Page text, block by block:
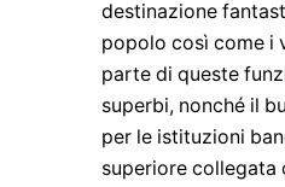
destinazione
popolo così come i
parte di queste
superbi, nonché il
per le istituzioni
superiore collegata